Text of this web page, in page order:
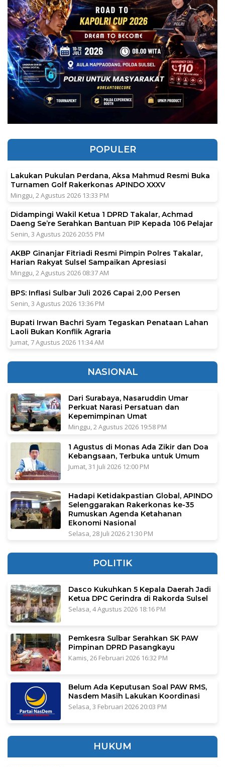
POPULER
Lakukan Pukulan Perdana, Aksa Mahmud Resmi Buka
Turnamen Golf Rakerkonas APINDO XXXV
Minggu, 2 Agustus 2026 13:33 PM
Didampingi Wakil Ketua 1 DPRD Takalar, Achmad
Daeng Se’re Serahkan Bantuan PIP Kepada 106 Pelajar
Senin, 3 Agustus 2026 20:55 PM
AKBP Ginanjar Fitriadi Resmi Pimpin Polres Takalar,
Harian Rakyat Sulsel Sampaikan Apresiasi
Minggu, 2 Agustus 2026 08:37 AM
BPS: Inflasi Sulbar Juli 2026 Capai 2,00 Persen
Senin, 3 Agustus 2026 13:36 PM
Bupati Irwan Bachri Syam Tegaskan Penataan Lahan
Laoli Bukan Konflik Agraria
Jumat, 7 Agustus 2026 11:34 AM
NASIONAL
Dari Surabaya, Nasaruddin Umar
Perkuat Narasi Persatuan dan
Kepemimpinan Umat
Minggu, 2 Agustus 2026 19:58 PM
1 Agustus di Monas Ada Zikir dan Doa
Kebangsaan, Terbuka untuk Umum
Jumat, 31 Juli 2026 12:00 PM
Hadapi Ketidakpastian Global, APINDO
Selenggarakan Rakerkonas ke-35
Rumuskan Agenda Ketahanan
Ekonomi Nasional
Selasa, 28 Juli 2026 21:30 PM
POLITIK
Dasco Kukuhkan 5 Kepala Daerah Jadi
Ketua DPC Gerindra di Rakorda Sulsel
Selasa, 4 Agustus 2026 18:16 PM
Pemkesra Sulbar Serahkan SK PAW
Pimpinan DPRD Pasangkayu
Kamis, 26 Februari 2026 16:32 PM
Belum Ada Keputusan Soal PAW RMS,
Nasdem Masih Lakukan Koordinasi
Selasa, 3 Februari 2026 20:03 PM
HUKUM